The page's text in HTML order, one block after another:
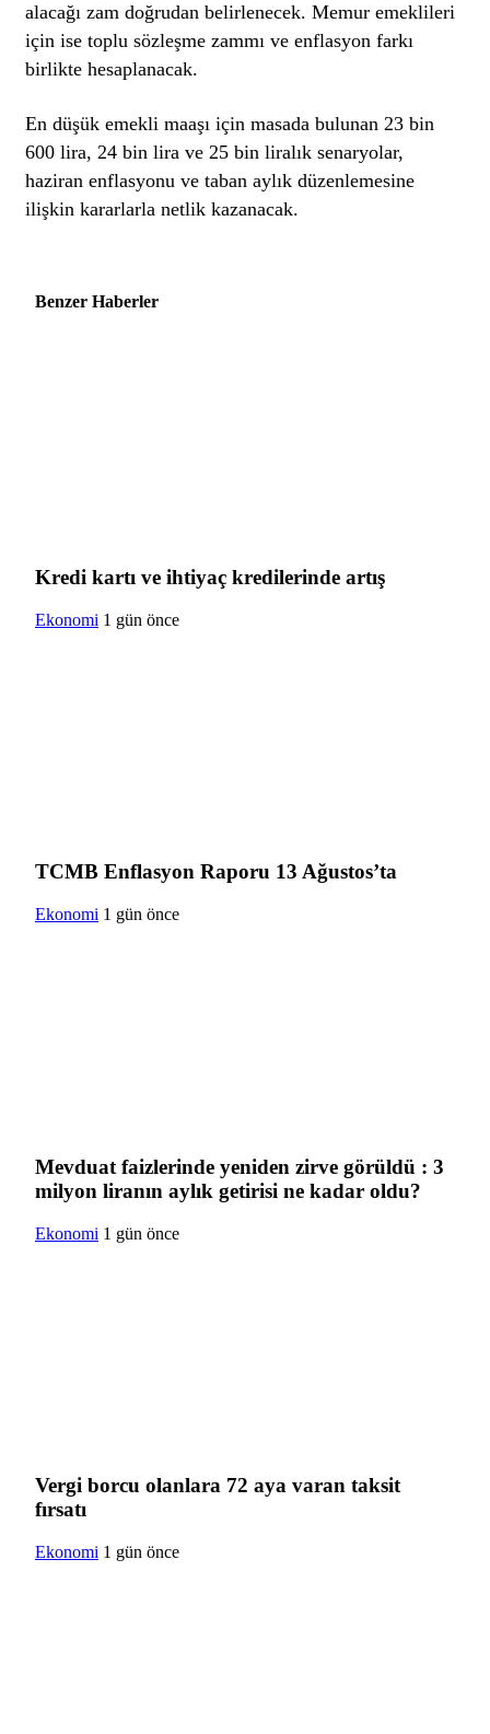
alacağı zam doğrudan belirlenecek. Memur emeklileri
için ise toplu sözleşme zammı ve enflasyon farkı
birlikte hesaplanacak.
En düşük emekli maaşı için masada bulunan 23 bin
600 lira, 24 bin lira ve 25 bin liralık senaryolar,
haziran enflasyonu ve taban aylık düzenlemesine
ilişkin kararlarla netlik kazanacak.
Benzer Haberler
Kredi kartı ve ihtiyaç kredilerinde artış
Ekonomi 1 gün önce
TCMB Enflasyon Raporu 13 Ağustos’ta
Ekonomi 1 gün önce
Mevduat faizlerinde yeniden zirve görüldü : 3
milyon liranın aylık getirisi ne kadar oldu?
Ekonomi 1 gün önce
Vergi borcu olanlara 72 aya varan taksit
fırsatı
Ekonomi 1 gün önce